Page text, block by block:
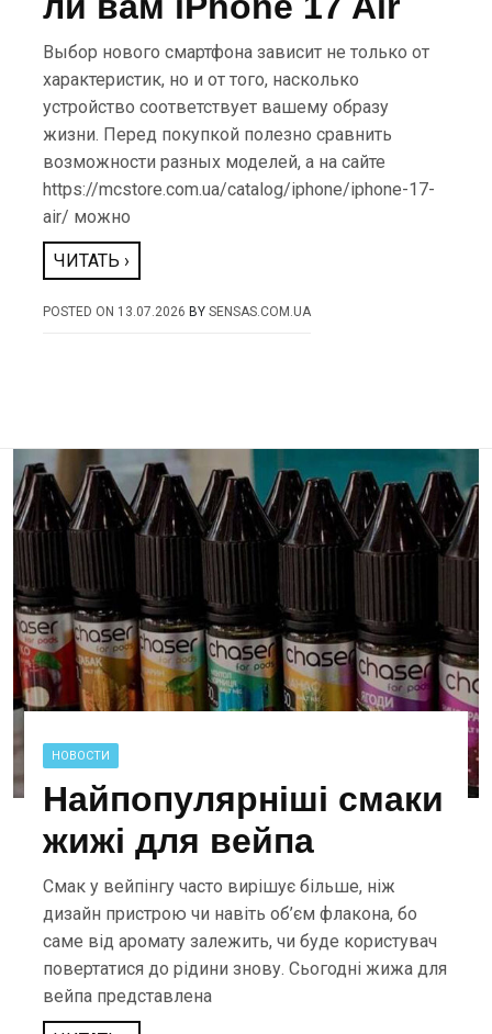
Выбор нового смартфона зависит не только от
характеристик, но и от того, насколько
устройство соответствует вашему образу
жизни. Перед покупкой полезно сравнить
возможности разных моделей, а на сайте
https://mcstore.com.ua/catalog/iphone/iphone-17-
air/ можно
ЧИТАТЬ ›
POSTED ON 13.07.2026 BYSENSAS.COM.UA
НОВОСТИ
Найпопулярніші смаки
жижі для вейпа
Смак у вейпінгу часто вирішує більше, ніж
дизайн пристрою чи навіть об’єм флакона, бо
саме від аромату залежить, чи буде користувач
повертатися до рідини знову. Сьогодні жижа для
вейпа представлена